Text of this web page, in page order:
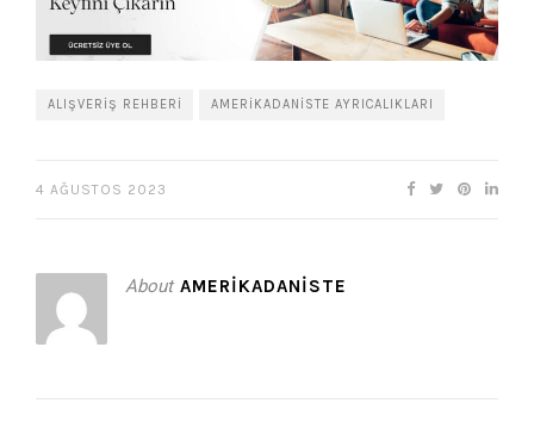
ALIŞVERIŞ REHBERI AMERIKADANISTE AYRICALIKLARI
4 AĞUSTOS 2023
About AMERIKADANISTE